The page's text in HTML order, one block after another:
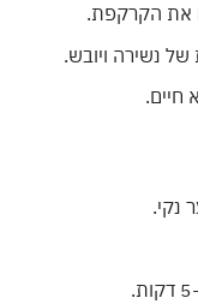
הקרקפת.
ויובש.